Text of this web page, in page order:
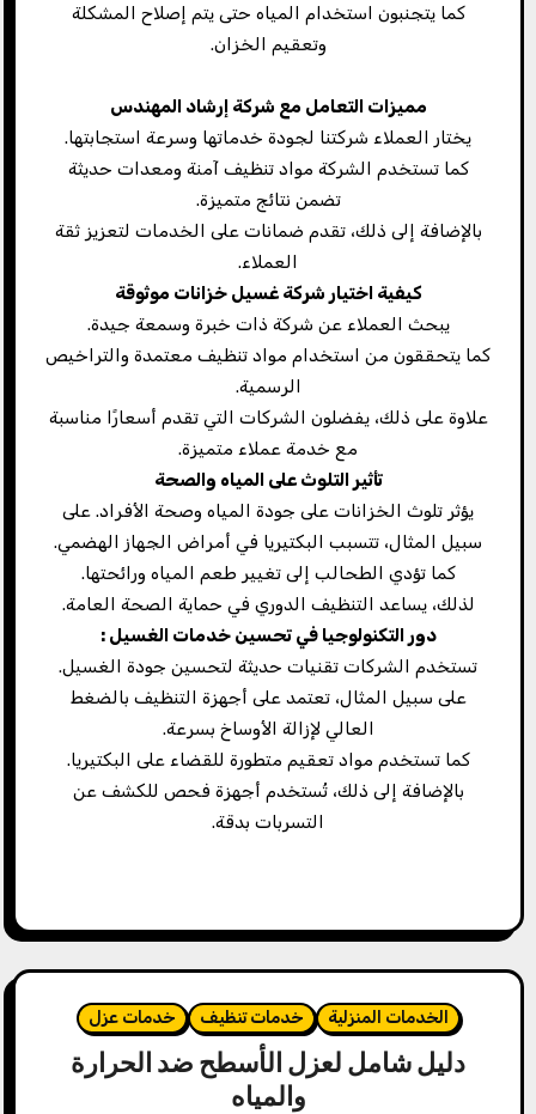
كما يتجنبون استخدام المياه حتى يتم إصلاح المشكلة
وتعقيم الخزان.
مميزات التعامل مع شركة إرشاد المهندس
يختار العملاء شركتنا لجودة خدماتها وسرعة استجابتها.
كما تستخدم الشركة مواد تنظيف آمنة ومعدات حديثة
تضمن نتائج متميزة.
بالإضافة إلى ذلك، تقدم ضمانات على الخدمات لتعزيز ثقة
العملاء.
كيفية اختيار شركة غسيل خزانات موثوقة
يبحث العملاء عن شركة ذات خبرة وسمعة جيدة.
كما يتحققون من استخدام مواد تنظيف معتمدة والتراخيص
الرسمية.
علاوة على ذلك، يفضلون الشركات التي تقدم أسعارًا مناسبة
مع خدمة عملاء متميزة.
تأثير التلوث على المياه والصحة
يؤثر تلوث الخزانات على جودة المياه وصحة الأفراد. على
سبيل المثال، تتسبب البكتيريا في أمراض الجهاز الهضمي.
كما تؤدي الطحالب إلى تغيير طعم المياه ورائحتها.
لذلك، يساعد التنظيف الدوري في حماية الصحة العامة.
دور التكنولوجيا في تحسين خدمات الغسيل :
تستخدم الشركات تقنيات حديثة لتحسين جودة الغسيل.
على سبيل المثال، تعتمد على أجهزة التنظيف بالضغط
العالي لإزالة الأوساخ بسرعة.
كما تستخدم مواد تعقيم متطورة للقضاء على البكتيريا.
بالإضافة إلى ذلك، تُستخدم أجهزة فحص للكشف عن
التسربات بدقة.
الخدمات المنزلية خدمات تنظيف خدمات عزل
دليل شامل لعزل الأسطح ضد الحرارة
والمياه